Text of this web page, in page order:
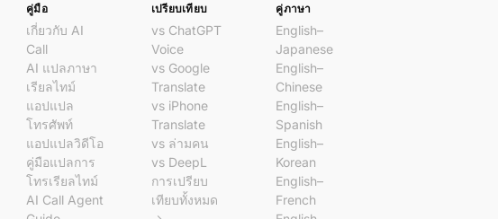
คู่มือ
เกี่ยวกับ AI
Call
AI แปลภาษา
เรียลไทม์
แอปแปล
โทรศัพท์
แอปแปลวิดีโอ
คู่มือแปลการ
โทรเรียลไทม์
AI Call Agent
เปรียบเทียบ
vs ChatGPT
Voice
vs Google
Translate
vs iPhone
Translate
vs ล่ามคน
vs DeepL
การเปรียบ
เทียบทั้งหมด
คู่ภาษา
English–
Japanese
English–
Chinese
English–
Spanish
English–
Korean
English–
French